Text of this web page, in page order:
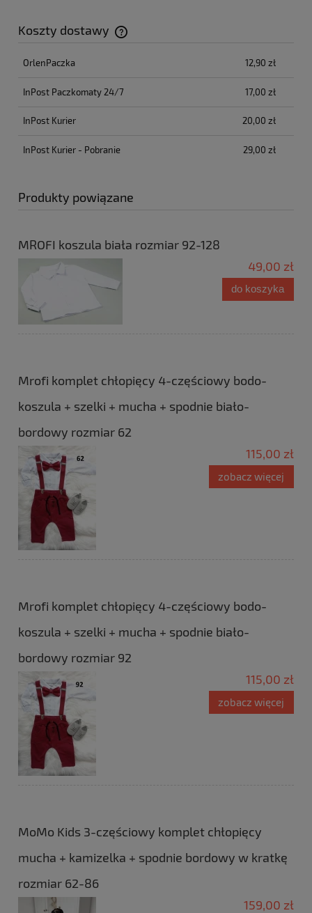
Koszty dostawy
Cena nie zawiera ewentualnych kosztów płatności
OrlenPaczka 12,90 zł
InPost Paczkomaty 24/7 17,00 zł
InPost Kurier 20,00 zł
InPost Kurier - Pobranie 29,00 zł
Produkty powiązane
MROFI koszula biała rozmiar 92-128
49,00 zł
do koszyka
Mrofi komplet chłopięcy 4-częściowy bodo-
koszula + szelki + mucha + spodnie biało-
bordowy rozmiar 62
115,00 zł
zobacz więcej
Mrofi komplet chłopięcy 4-częściowy bodo-
koszula + szelki + mucha + spodnie biało-
bordowy rozmiar 92
115,00 zł
zobacz więcej
MoMo Kids 3-częściowy komplet chłopięcy
mucha + kamizelka + spodnie bordowy w kratkę
rozmiar 62-86
159,00 zł